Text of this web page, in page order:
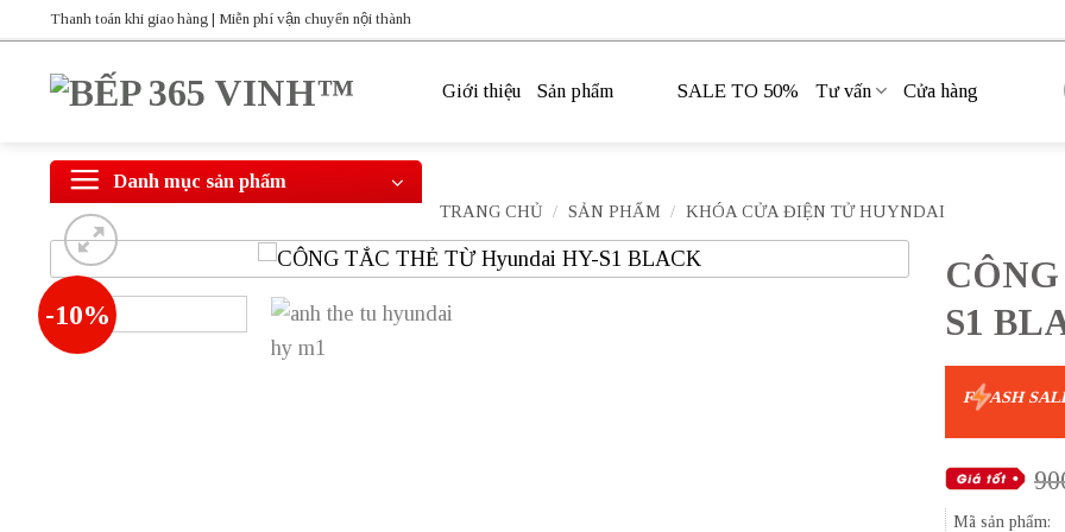
Thanh toán khi giao hàng | Miễn phí vận chuyển nội thành
Giới thiệu Sản phẩm SALE TO 50% Tư vấn Cửa hàng
Danh mục sản phẩm
TRANG CHỦ / SẢN PHẨM / KHÓA CỬA ĐIỆN TỬ HUYNDAI
-10%
S1
F ASH
Mã sản phẩm: